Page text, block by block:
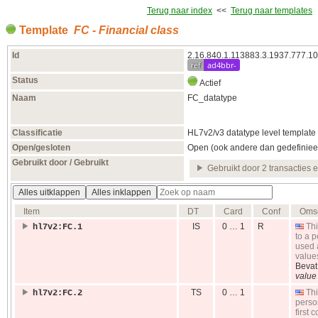
Terug naar index << Terug naar templates
Template FC - Financial class
Id
ref ad4bbr-
Status
Actief
Naam
FC_datatype
Classificatie
HL7v2/v3 datatype level template
Open/gesloten
Open (ook andere dan
Gebruikt door / Gebruikt
Gebruikt door 2 transacties
Alles uitklappen
Alles inklappen
Item
DT Card Conf
hl7v2:FC.1
IS 0 … 1 R
to a
used
value
hl7v2:FC.2
TS 0 … 1
first